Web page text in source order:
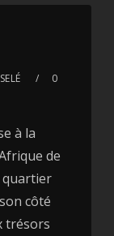
0
à la
de
quartier
côté
trésors